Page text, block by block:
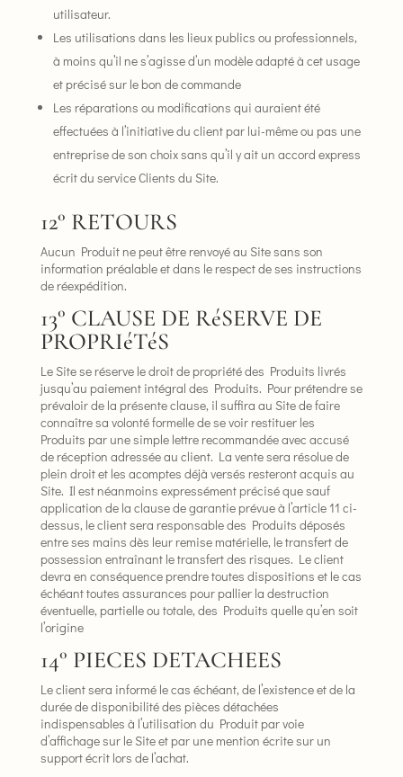
utilisateur.
Les utilisations dans les lieux publics ou professionnels,
à moins qu’il ne s’agisse d’un modèle adapté à cet usage
et précisé sur le bon de commande
Les réparations ou modifications qui auraient été
effectuées à l’initiative du client par lui-même ou pas une
entreprise de son choix sans qu’il y ait un accord express
écrit du service Clients du Site.
12° RETOURS
Aucun Produit ne peut être renvoyé au Site sans son
information préalable et dans le respect de ses instructions
de réexpédition.
13° CLAUSE DE RéSERVE DE
PROPRIéTéS
Le Site se réserve le droit de propriété des Produits livrés
jusqu’au paiement intégral des Produits. Pour prétendre se
prévaloir de la présente clause, il suffira au Site de faire
connaître sa volonté formelle de se voir restituer les
Produits par une simple lettre recommandée avec accusé
de réception adressée au client. La vente sera résolue de
plein droit et les acomptes déjà versés resteront acquis au
Site. Il est néanmoins expressément précisé que sauf
application de la clause de garantie prévue à l’article 11 ci-
dessus, le client sera responsable des Produits déposés
entre ses mains dès leur remise matérielle, le transfert de
possession entraînant le transfert des risques. Le client
devra en conséquence prendre toutes dispositions et le cas
échéant toutes assurances pour pallier la destruction
éventuelle, partielle ou totale, des Produits quelle qu’en soit
l’origine
14° PIECES DETACHEES
Le client sera informé le cas échéant, de l’existence et de la
durée de disponibilité des pièces détachées
indispensables à l’utilisation du Produit par voie
d’affichage sur le Site et par une mention écrite sur un
support écrit lors de l’achat.